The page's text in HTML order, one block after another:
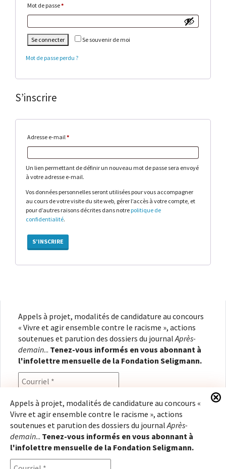
Mot de passe*Obligatoire
Se souvenir de moi
Se connecter
Mot de passe perdu ?
S’inscrire
Adresse e-mail *Obligatoire
Un lien permettant de définir un nouveau mot de passe sera envoyé
à votre adresse e-mail.
Vos données personnelles seront utilisées pour vous accompagner
au cours de votre visite du site web, gérer l’accès à votre compte, et
pour d’autres raisons décrites dans notre politique de
confidentialité.
S’INSCRIRE
Appels à projet, modalités de candidature au concours «
Vivre et agir ensemble contre le racisme », actions
soutenues et parution des dossiers du journalAprès-
demain... Tenez-vous informés en vous abonnant à
l'infolettre mensuelle de la Fondation Seligmann.
Appels à projet, modalités de candidature au concours
« Vivre et agir ensemble contre le racisme », actions
soutenues et parution des dossiers du journalAprès-
demain... Tenez-vous informés en vous abonnant à
l'infolettre mensuelle de la Fondation Seligmann.
En renseignant votre adresse électronique, vous
consentez à recevoir l'infolettre de la Fondation
Seligmann, conformément à notrepolitique de
confidentialité. Il vous sera possible de vous
désabonner à tout moment.